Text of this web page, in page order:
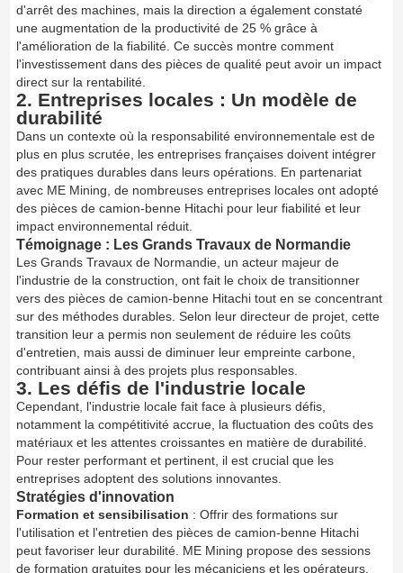
d'arrêt des machines, mais la direction a également constaté
une augmentation de la productivité de 25 % grâce à
l'amélioration de la fiabilité. Ce succès montre comment
l'investissement dans des pièces de qualité peut avoir un impact
direct sur la rentabilité.
2. Entreprises locales : Un modèle de
durabilité
Dans un contexte où la responsabilité environnementale est de
plus en plus scrutée, les entreprises françaises doivent intégrer
des pratiques durables dans leurs opérations. En partenariat
avec ME Mining, de nombreuses entreprises locales ont adopté
des pièces de camion-benne Hitachi pour leur fiabilité et leur
impact environnemental réduit.
Témoignage : Les Grands Travaux de Normandie
Les Grands Travaux de Normandie, un acteur majeur de
l'industrie de la construction, ont fait le choix de transitionner
vers des pièces de camion-benne Hitachi tout en se concentrant
sur des méthodes durables. Selon leur directeur de projet, cette
transition leur a permis non seulement de réduire les coûts
d'entretien, mais aussi de diminuer leur empreinte carbone,
contribuant ainsi à des projets plus responsables.
3. Les défis de l'industrie locale
Cependant, l'industrie locale fait face à plusieurs défis,
notamment la compétitivité accrue, la fluctuation des coûts des
matériaux et les attentes croissantes en matière de durabilité.
Pour rester performant et pertinent, il est crucial que les
entreprises adoptent des solutions innovantes.
Stratégies d'innovation
Formation et sensibilisation : Offrir des formations sur
l'utilisation et l'entretien des pièces de camion-benne Hitachi
peut favoriser leur durabilité. ME Mining propose des sessions
de formation gratuites pour les mécaniciens et les opérateurs.